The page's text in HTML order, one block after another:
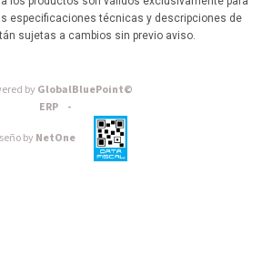
especificaciones técnicas y descripciones de
sujetas a cambios sin previo aviso.
byGlobalBluePoint©
ERP -
byNetOne